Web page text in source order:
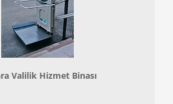
Valilik Hizmet Binası